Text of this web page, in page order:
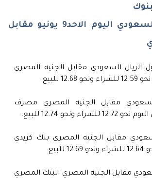
سعر الريال السعودي اليوم الاحد9 يونيو مقابل
السعودي مقابل الجنيه المصري
للبيع.
مقابل الجنيه المصري مصرف
ونحو 12.74 للبيع.
مقابل الجنيه المصري بنك كريدي
مقابل الجنيه المصري البنك المصري